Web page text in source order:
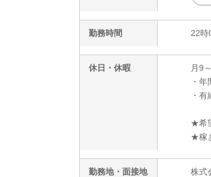
勤務時間 22時
休日・休暇
月9
・
・
★希
★稼
勤務地・面接地 株式